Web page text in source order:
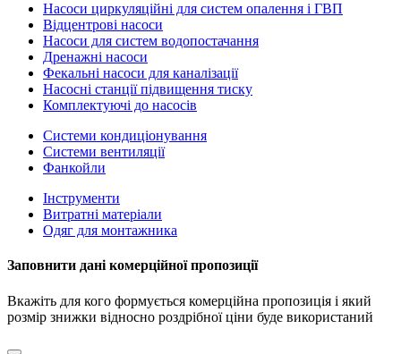
Насоси циркуляційні для систем опалення і ГВП
Відцентрові насоси
Насоси для систем водопостачання
Дренажні насоси
Фекальні насоси для каналізації
Насосні станції підвищення тиску
Комплектуючі до насосів
Системи кондиціонування
Системи вентиляції
Фанкойли
Інструменти
Витратні матеріали
Одяг для монтажника
Заповнити дані комерційної пропозиції
Вкажіть для кого формується комерційна пропозиція і який
розмір знижки відносно роздрібної ціни буде використаний